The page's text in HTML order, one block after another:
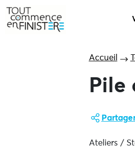
Accueil
Ateliers /